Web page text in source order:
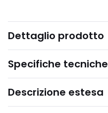
Dettaglio prodotto
Specifiche tecniche
Descrizione estesa